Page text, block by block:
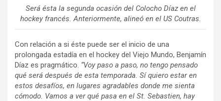
Será ésta la segunda ocasión del Colocho Díaz en el
hockey francés. Anteriormente, alineó en el US Coutras.
Con relación a si éste puede ser el inicio de una
prolongada estadía en el hockey del Viejo Mundo, Benjamín
Díaz es pragmático. “Voy paso a paso, no tengo pensado
qué será después de esta temporada. Sí quiero estar en
estos desafíos, en lugares agradables donde me sienta
cómodo. Vamos a ver qué pasa en el St. Sebastien, hay